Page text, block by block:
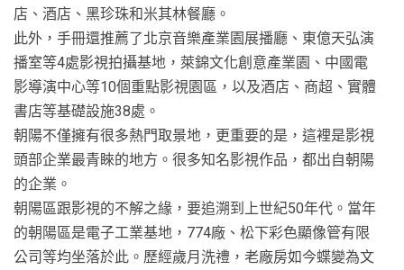
店、酒店、黑珍珠和米其林餐廳。
此外，手冊還推薦了北京音樂產業園展播廳、東億天弘演
播室等4處影視拍攝基地，萊錦文化創意產業園、中國電
影導演中心等10個重點影視園區，以及酒店、商超、實體
書店等基礎設施38處。
朝陽不僅擁有很多熱門取景地，更重要的是，這裡是影視
頭部企業最青睞的地方。很多知名影視作品，都出自朝陽
的企業。
朝陽區跟影視的不解之緣，要追溯到上世紀50年代。當年
的朝陽區是電子工業基地，774廠、松下彩色顯像管有限
公司等均坐落於此。歷經歲月洗禮，老廠房如今蝶變為文